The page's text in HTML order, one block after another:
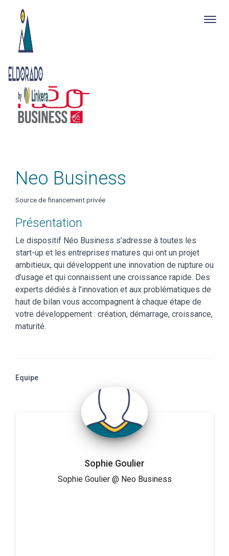
main
content
Neo Business
Source de financement privée
Présentation
Le dispositif Néo Business s’adresse à toutes les
start-up et les entreprises matures qui ont un projet
ambitieux, qui développent une innovation de rupture ou
d’usage et qui connaissent une croissance rapide. Des
experts dédiés à l’innovation et aux problématiques de
haut de bilan vous accompagnent à chaque étape de
votre développement : création, démarrage, croissance,
maturité.
Equipe
Sophie Goulier
Sophie Goulier @ Neo Business